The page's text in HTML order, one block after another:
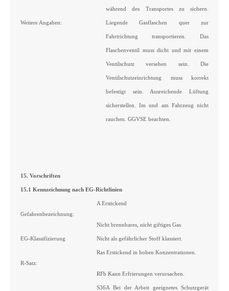
Weitere Angaben:
während des Transportes zu sichern.
Liegende Gasflaschen quer zur
Fahrtrichtung transportieren. Das
Flaschenventil muss dicht und mit einem
Ventilschutz versehen sein. Die
Ventilschutzeinrichtung muss korrekt
befestigt sein. Ausreichende Lüftung
sicherstellen. Im und am Fahrzeug nicht
rauchen. GGVSE beachten.
15. Vorschriften
15.1 Kennzeichnung nach EG-Richtlinien
Gefahrenbezeichnung:
A Erstickend
Nicht brennbares, nicht giftiges Gas
EG-Klassifizierung Nicht als gefährlicher Stoff klassiert.
R-Satz:
Ras Erstickend in hohen Konzentrationen.
RFb Kann Erfrierungen verursachen.
S36A Bei der Arbeit geeignetes Schutzgerät